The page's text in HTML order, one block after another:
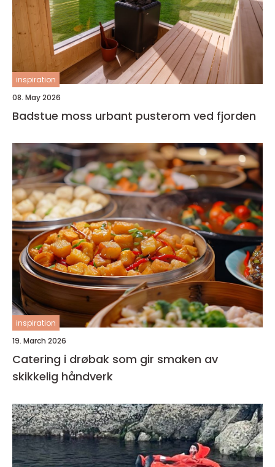
inspiration
08. May 2026
Badstue moss urbant pusterom ved fjorden
inspiration
19. March 2026
Catering i drøbak som gir smaken av
skikkelig håndverk